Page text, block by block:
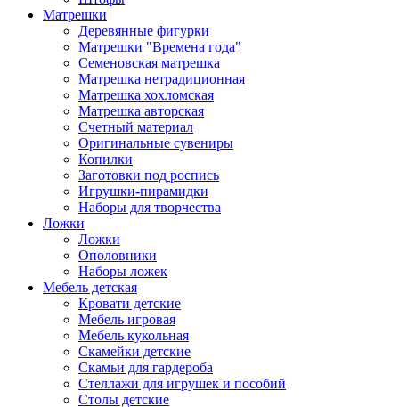
Матрешки
Деревянные фигурки
Матрешки "Времена года"
Семеновская матрешка
Матрешка нетрадиционная
Матрешка хохломская
Матрешка авторская
Счетный материал
Оригинальные сувениры
Копилки
Заготовки под роспись
Игрушки-пирамидки
Наборы для творчества
Ложки
Ложки
Ополовники
Наборы ложек
Мебель детская
Кровати детские
Мебель игровая
Мебель кукольная
Скамейки детские
Скамьи для гардероба
Стеллажи для игрушек и пособий
Столы детские